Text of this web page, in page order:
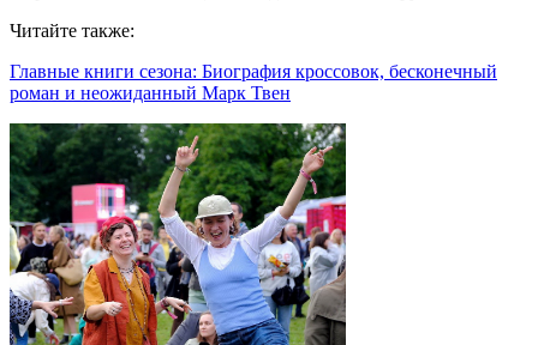
Читайте также:
Главные книги сезона: Биография кроссовок, бесконечный
роман и неожиданный Марк Твен